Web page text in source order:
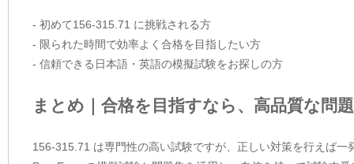
- 初めて156-315.71 に挑戦される方
- 限られた時間で効率よく合格を目指したい方
- 信頼できる日本語・英語の模擬試験をお探しの方
まとめ｜合格を目指すなら、高品質な問
156-315.71 は専門性の高い試験ですが、正しい対策を行えば一